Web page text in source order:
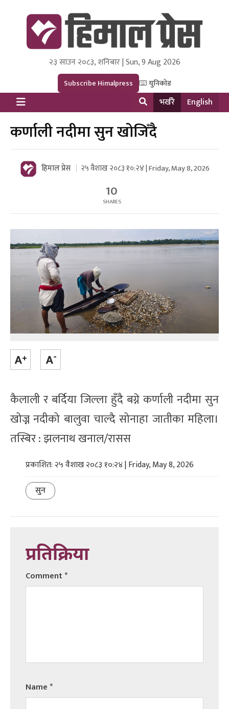
Himal Press
Dot NewsyNepal Media and Research Pvt Ltd.
२३ साउन २०८३, शनिबार | Sun, 9 Aug 2026
Subscribe Himalpress युनिकोड
भर्खरै English
कर्णाली नदीमा सुन खोजिँदै
हिमाल प्रेस २५ वैशाख २०८३ १०:२४ | Friday, May 8, 2026
10
SHARES
कैलाली र बर्दिया जिल्ला हुँदै बग्ने कर्णाली नदीमा सुन
खोज्न नदीको बालुवा चाल्दै सोनाहा जातीका महिला।
तस्बिर : झलनाथ खनाल/रासस
प्रकाशित: २५ वैशाख २०८३ १०:२४ | Friday, May 8, 2026
सुन
प्रतिक्रिया
Comment*
Name*